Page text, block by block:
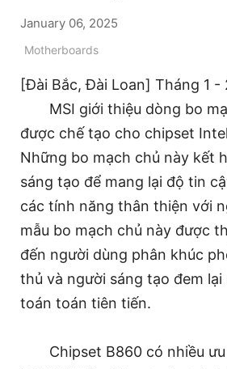
January 06, 2025
Motherboards
[Đài Bắc, Đài Loan] Tháng 1 -
MSI giới thiệu dòng bo
được chế tạo cho chipset
Những bo mạch chủ này kết
sáng tạo để mang lại độ tin
các tính năng thân thiện với
mẫu bo mạch chủ này được
đến người dùng phân khúc
thủ và người sáng tạo đem
toán toán tiên tiến.
Chipset B860 có nhiều